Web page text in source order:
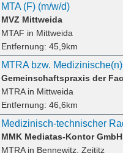
MTA (F) (m/w/d)
MVZ Mittweida
MTAF in Mittweida
Entfernung: 45,9km
MTRAin Mittweida
Entfernung: 46,6km
MMK Mediatas-Kontor GmbH
MTRAin Bennewitz, Zeititz